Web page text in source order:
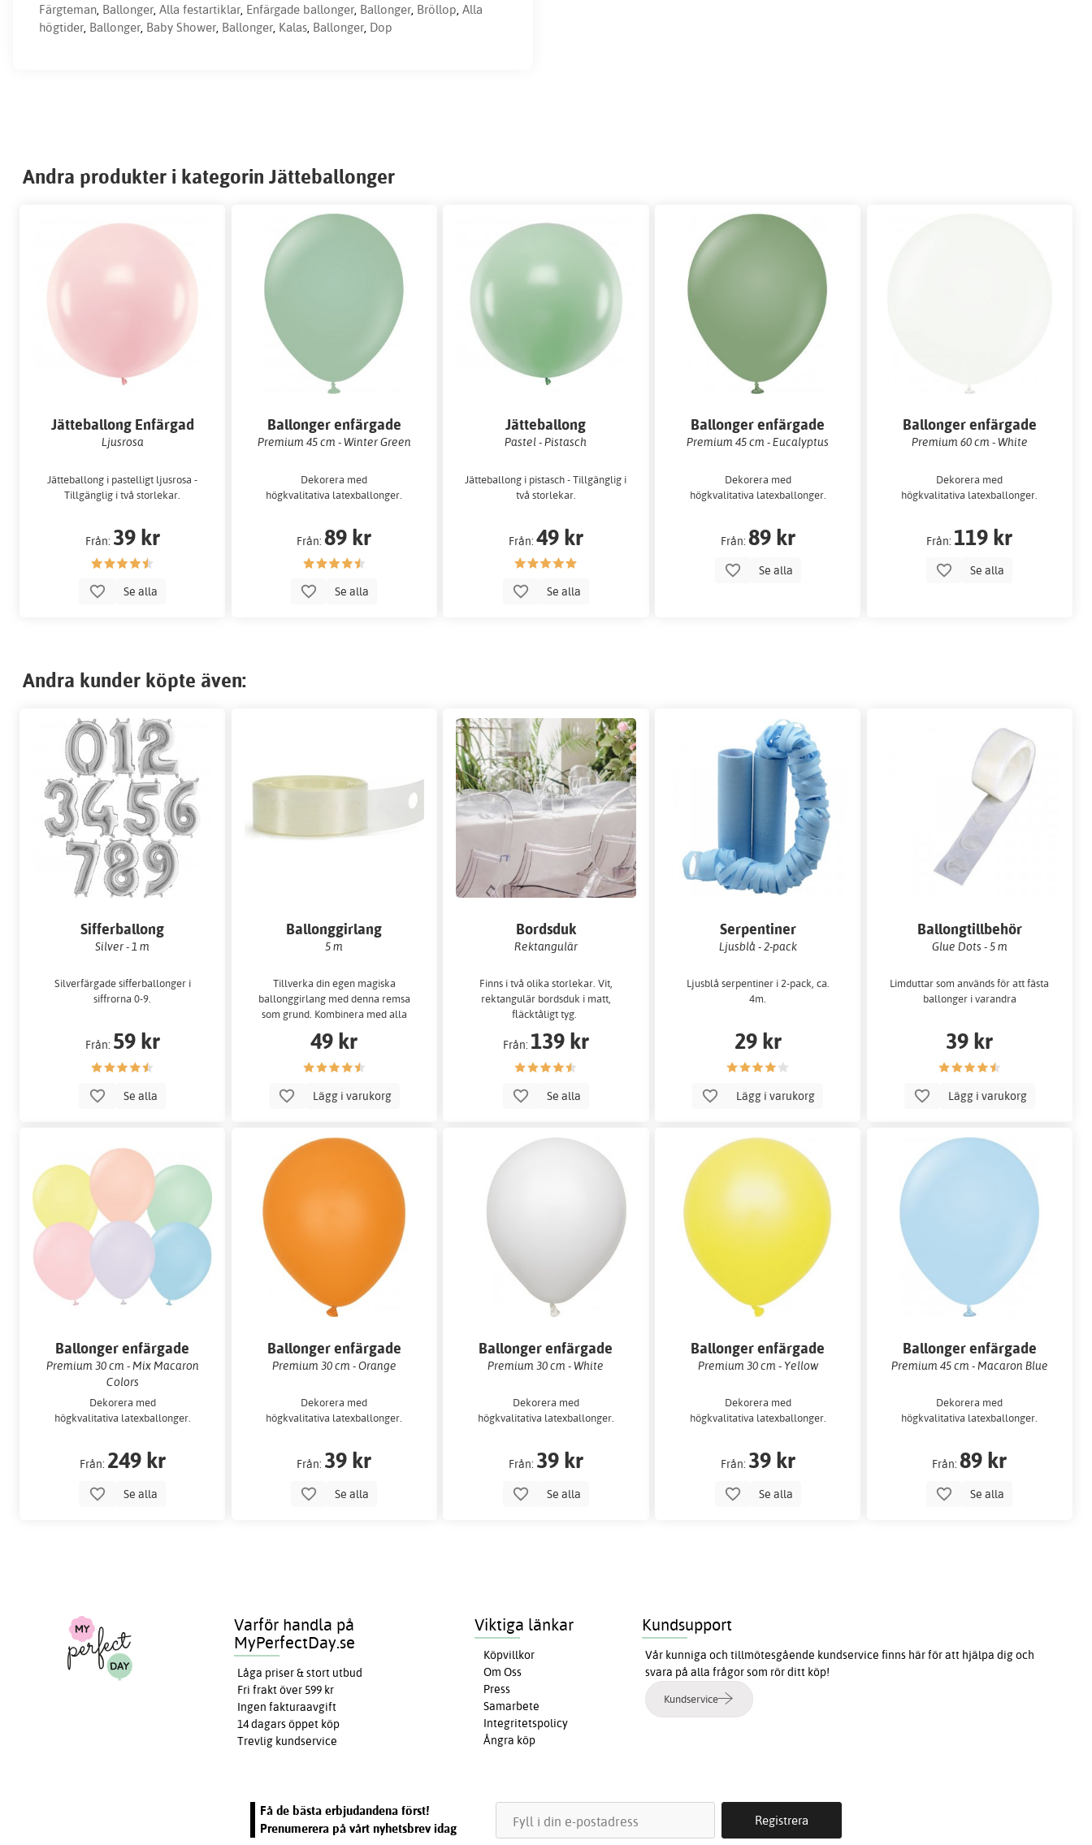
Färgteman, Ballonger, Alla festartiklar, Enfärgade ballonger, Ballonger, Bröllop, Alla
högtider, Ballonger, Baby Shower, Ballonger, Kalas, Ballonger, Dop
Andra produkter i kategorin Jätteballonger
Jätteballong Enfärgad
Ljusrosa
Jätteballong i pastelligt ljusrosa -
Tillgänglig i två storlekar.
Från: 39 kr
Se alla
Ballonger enfärgade
Premium 45 cm - Winter Green
Dekorera med
högkvalitativa latexballonger.
Från:89 kr
Se alla
Jätteballong
Pastel - Pistasch
Jätteballong i pistasch - Tillgänglig i
två storlekar.
Från: 49 kr
Se alla
Ballonger enfärgade
Premium 45 cm - Eucalyptus
Dekorera med
högkvalitativa latexballonger.
Från: 89 kr
Se alla
Ballonger enfärgade
Premium 60 cm - White
Dekorera med
högkvalitativa latexballonger.
Från: 119 kr
Se alla
Andra kunder köpte även:
Sifferballong
Silver - 1 m
Silverfärgade sifferballonger i
siffrorna 0-9.
Från: 59 kr
Se alla
Ballonggirlang
5 m
Tillverka din egen magiska
ballonggirlang med denna remsa
som grund. Kombinera med alla
våra ballonger.
49 kr
Lägg i varukorg
Bordsduk
Rektangulär
Finns i två olika storlekar. Vit,
rektangulär bordsduk i matt,
fläcktåligt tyg.
Från: 139 kr
Se alla
Serpentiner
Ljusblå - 2-pack
Ljusblå serpentiner i 2-pack, ca.
4m.
29 kr
Lägg i varukorg
Ballongtillbehör
Glue Dots - 5 m
Limduttar som används för att fästa
ballonger i varandra
39 kr
Lägg i varukorg
Ballonger enfärgade
Premium 30 cm - Mix Macaron
Colors
Dekorera med
högkvalitativa latexballonger.
Från: 249 kr
Se alla
Ballonger enfärgade
Premium 30 cm - Orange
Dekorera med
högkvalitativa latexballonger.
Från: 39 kr
Se alla
Ballonger enfärgade
Premium 30 cm - White
Dekorera med
högkvalitativa latexballonger.
Från: 39 kr
Se alla
Ballonger enfärgade
Premium 30 cm - Yellow
Dekorera med
högkvalitativa latexballonger.
Från: 39 kr
Se alla
Ballonger enfärgade
Premium 45 cm - Macaron Blue
Dekorera med
högkvalitativa latexballonger.
Från:89 kr
Se alla
Varför handla på
MyPerfectDay.se
Låga priser & stort utbud
Fri frakt över 599 kr
Ingen fakturaavgift
14 dagars öppet köp
Trevlig kundservice
Viktiga länkar
Köpvillkor
Om Oss
Press
Samarbete
Integritetspolicy
Ångra köp
Kundsupport
Vår kunniga och tillmötesgående kundservice finns här för att hjälpa dig och
svara på alla frågor som rör ditt köp!
Kundservice
Få de bästa erbjudandena först!
Prenumerera på vårt nyhetsbrev idag